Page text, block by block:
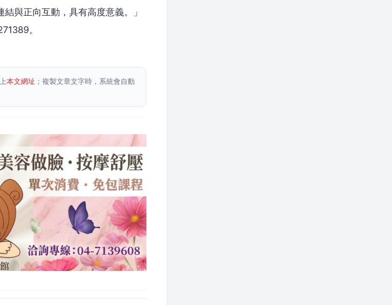
與正向互動，具有高度意義。」
。
本文網址 ；複製文章文字時，系統會自動